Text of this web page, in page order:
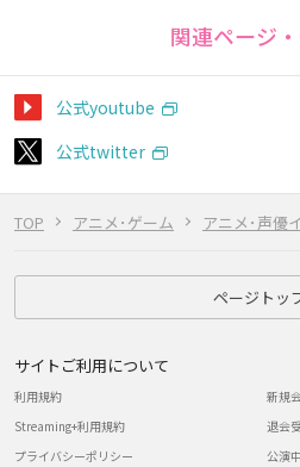
TOP アニメ･ゲーム アニメ･声優
関連ページ
公式youtube
公式twitter
ページトッ
サイトご利用について
利用規約
Streaming+利用規約
プライバシーポリシー
新規
退会
公演